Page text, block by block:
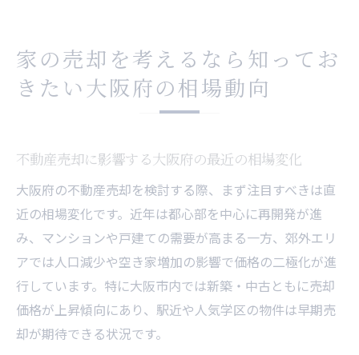
家の売却を考えるなら知ってお
きたい大阪府の相場動向
不動産売却に影響する大阪府の最近の相場変化
大阪府の不動産売却を検討する際、まず注目すべきは直
近の相場変化です。近年は都心部を中心に再開発が進
み、マンションや戸建ての需要が高まる一方、郊外エリ
アでは人口減少や空き家増加の影響で価格の二極化が進
行しています。特に大阪市内では新築・中古ともに売却
価格が上昇傾向にあり、駅近や人気学区の物件は早期売
却が期待できる状況です。